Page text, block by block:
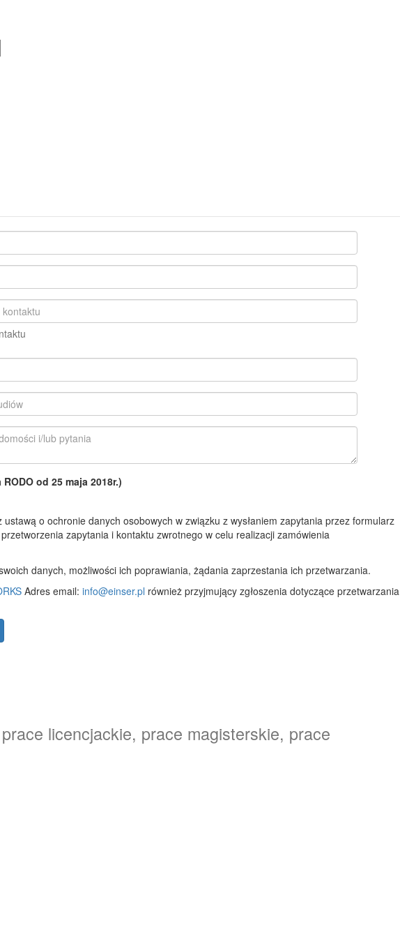
od 25 maja 2018r.)
o ochronie danych osobowych w związku z wysłaniem zapytania przez formularz
zapytania i kontaktu zwrotnego w celu realizacji zamówienia
danych, możliwości ich poprawiania, żądania zaprzestania ich przetwarzania.
Adres email: info@einser.pl również przyjmujący zgłoszenia dotyczące przetwarzania
prace licencjackie, prace magisterskie, prace